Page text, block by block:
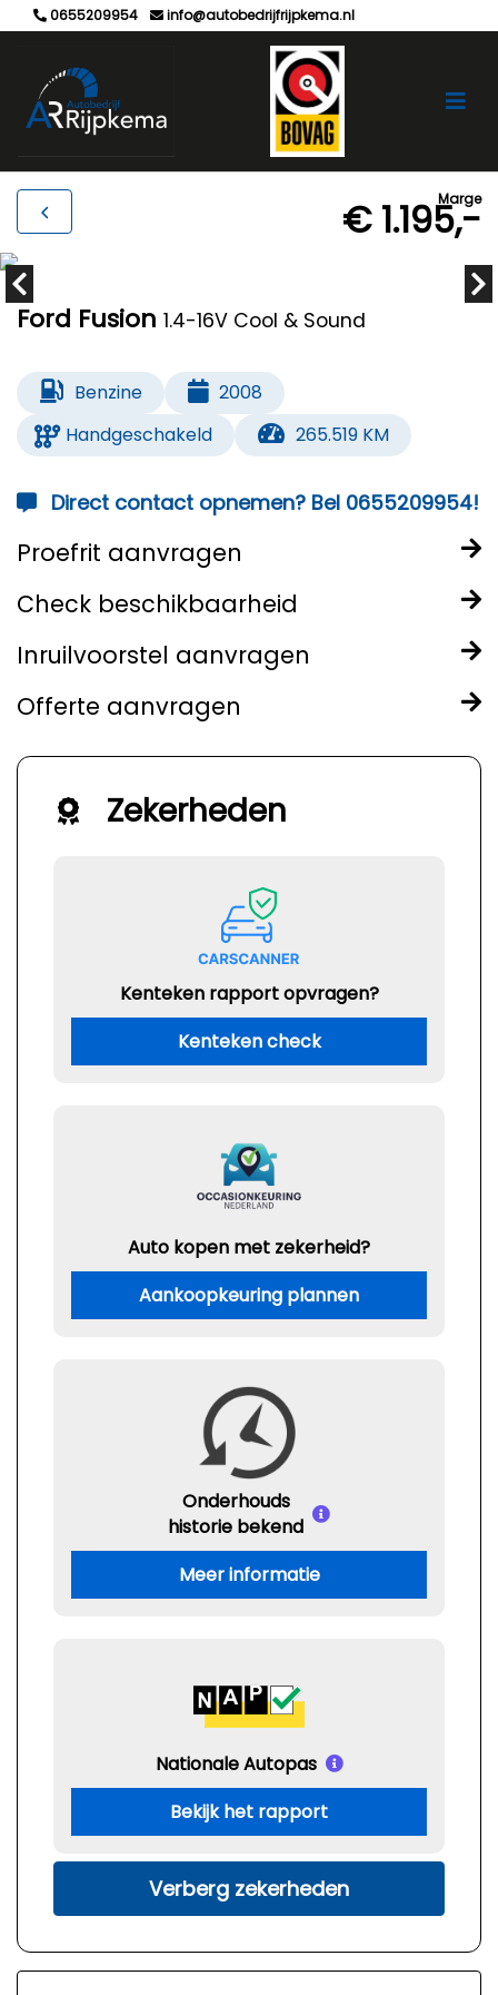
0655209954 info@autobedrijfrijpkema.nl
Marge
€ 1.195,-
Ford Fusion 1.4-16V Cool & Sound
Benzine
2008
Handgeschakeld
265.519 KM
Direct contact opnemen? Bel 0655209954!
Proefrit aanvragen
Check beschikbaarheid
Inruilvoorstel aanvragen
Offerte aanvragen
Zekerheden
Kenteken rapport opvragen?
Kenteken check
Auto kopen met zekerheid?
Aankoopkeuring plannen
Onderhouds
historie bekend
Meer informatie
Nationale Autopas
Bekijk het rapport
Verberg zekerheden